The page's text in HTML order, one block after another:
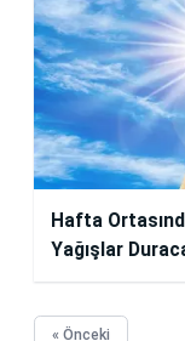
Hafta
Yağışlar
« Önceki